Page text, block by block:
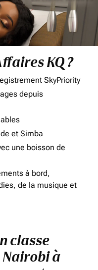
KQ ?
SkyPriority
depuis
et Simba
une boisson de
à bord,
de la musique et
classe
à